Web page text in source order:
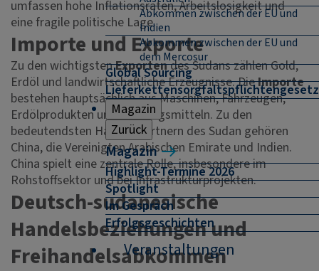
Abkommen zwischen der EU und
Indien
Abkommen zwischen der EU und
dem Mercosur
Global Sourcing
Lieferkettensorgfaltspflichtengesetz
Magazin
Zurück
Magazin
Highlight-Termine 2026
Spotlight
Im Gespräch
Erfolgsgeschichten
Veranstaltungen
umfassen hohe Inflationsraten, Arbeitslosigkeit und
eine fragile politische Lage.
Importe und Exporte
Zu den wichtigstenExportendes Sudans zählen Gold,
Erdöl und landwirtschaftliche Erzeugnisse. DieImporte
bestehen hauptsächlich aus Maschinen, Fahrzeugen,
Erdölprodukten und Nahrungsmitteln. Zu den
bedeutendsten Handelspartnern des Sudan gehören
China, die Vereinigten Arabischen Emirate und Indien.
China spielt eine zentrale Rolle, insbesondere im
Rohstoffsektor und bei Infrastrukturprojekten.
Deutsch-sudanesische
Handelsbeziehungen und
Freihandelsabkommen